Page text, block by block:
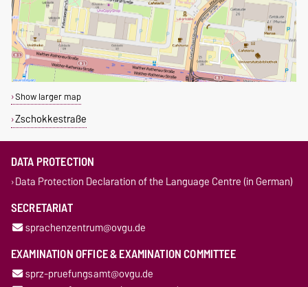
Show larger map
Zschokkestraße
DATA PROTECTION
Data Protection Declaration of the Language Centre (in German)
SECRETARIAT
sprachenzentrum@ovgu.de
EXAMINATION OFFICE & EXAMINATION COMMITTEE
sprz-pruefungsamt@ovgu.de